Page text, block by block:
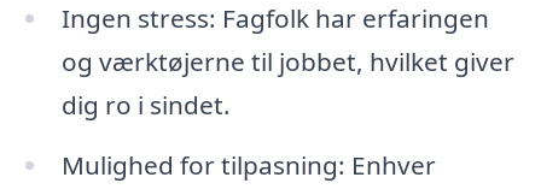
Ingen stress: Fagfolk har erfaringen
og værktøjerne til jobbet, hvilket giver
dig ro i sindet.
Mulighed for tilpasning: Enhver